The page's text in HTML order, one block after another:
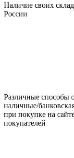
Наличие своих
России
Различные способы
наличные/
при покупке на
покупателей